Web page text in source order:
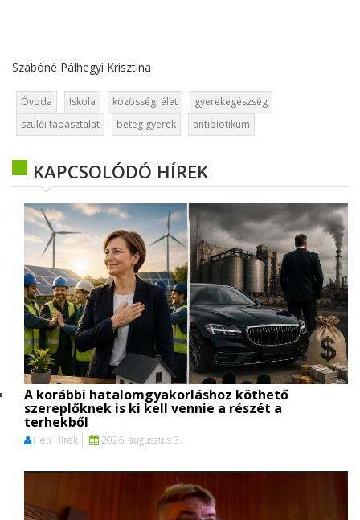
Szabóné Pálhegyi Krisztina
Óvoda Iskola közösségi élet
gyerekegészség
szülői tapasztalat
beteg gyerek antibiotikum
KAPCSOLÓDÓ HÍREK
A korábbi hatalomgyakorláshoz köthető
szereplőknek is ki kell vennie a részét a
terhekből
Heti Hírek 2026. augusztus 3.